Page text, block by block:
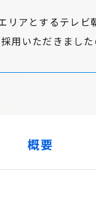
リアとするテレ
いただきました
概要